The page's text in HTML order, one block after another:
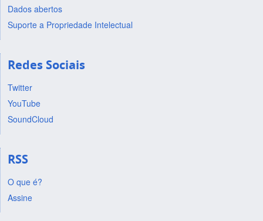
Dados abertos
Suporte a Propriedade Intelectual
Redes Sociais
Twitter
YouTube
SoundCloud
RSS
O que é?
Assine